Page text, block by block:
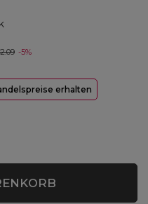
-5%
erhalten